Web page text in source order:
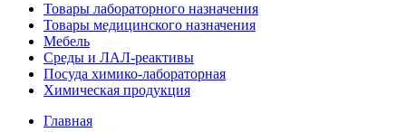
Товары лабораторного назначения
Товары медицинского назначения
Мебель
Среды и ЛАЛ-реактивы
Посуда химико-лабораторная
Химическая продукция
Главная